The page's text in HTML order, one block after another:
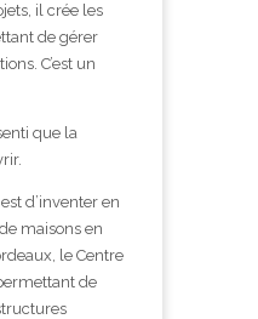
il crée les
de gérer
C’est un
que la
d’inventer en
maisons en
le Centre
de